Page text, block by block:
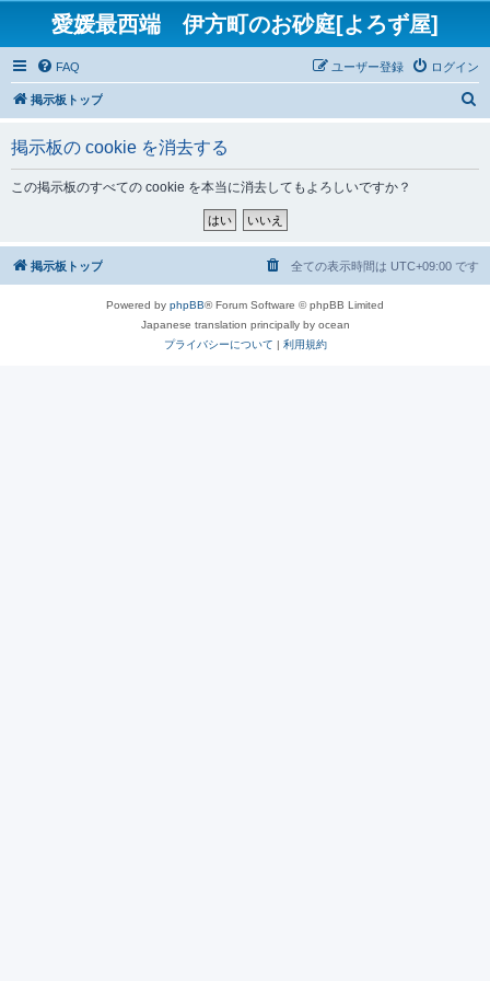
愛媛最西端 伊方町のお砂庭[よろず屋]
FAQ ログイン
ユーザー登録
掲示板トップ
掲示板の cookie を消去する
この掲示板のすべての cookie を本当に消去してもよろしいですか？
掲示板トップ 全ての表示時間は UTC+09:00 です
Powered by phpBB® Forum Software © phpBB Limited
Japanese translation principally by ocean
プライバシーについて | 利用規約